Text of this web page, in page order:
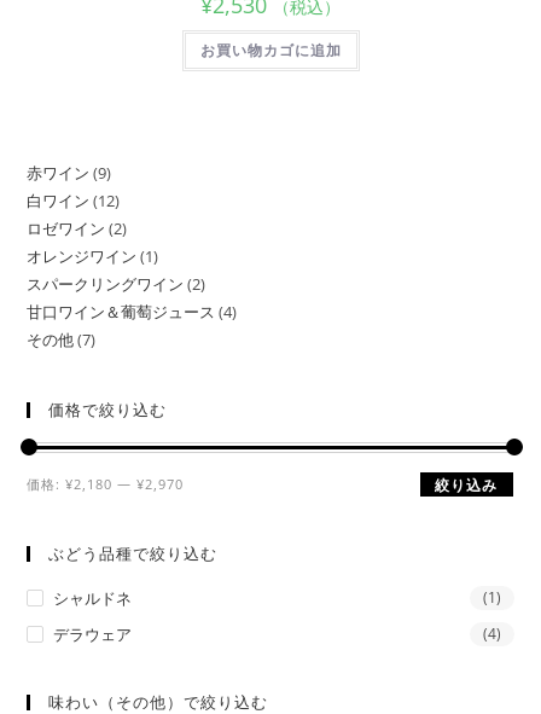
（税込）
お買い物カゴに追加
赤ワイン 9
白ワイン 12
ロゼワイン 2
オレンジワイン 1
スパークリングワイン 2
甘口ワイン＆葡萄ジュース 4
その他 7
価格で絞り込む
絞り込み
価格:¥2,180 —¥2,970
ぶどう品種で絞り込む
シャルドネ (1)
デラウェア (4)
味わい（その他）で絞り込む